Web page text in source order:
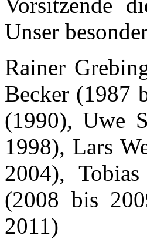
Unser
Rainer
Becker (1987
(1990), Uwe
1998), Lars
2004),
(2008 bis
2011)